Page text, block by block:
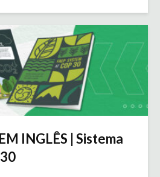
INGLÊS | Sistema